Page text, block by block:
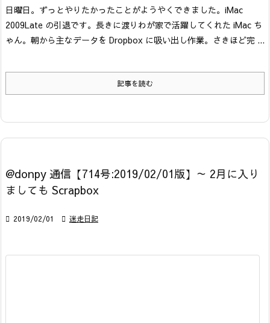
日曜日。ずっとやりたかったことがようやくできました。iMac
2009Late の引退です。 長きに渡りわが家で活躍してくれた iMac ち
ゃん。朝から主なデータを Dropbox に吸い出し作業。 さきほど完 ...
記事を読む
@donpy 通信【714号:2019/02/01版】～ 2月に入り
ましても Scrapbox
 2019/02/01  迷走日記